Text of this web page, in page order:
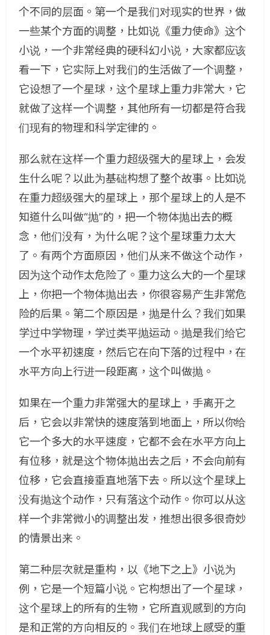
个不同的层面。第一个是我们对现实的世界，做
一些某个方面的调整，比如说《重力使命》这个
小说，一个非常经典的硬科幻小说，大家都应该
看一下，它实际上对我们的生活做了一个调整，
它设想了一个星球，这个星球上重力非常大，它
就做了这样一个调整，其他所有一切都是符合我
们现有的物理和科学定律的。
那么就在这样一个重力超级强大的星球上，会发
生什么呢？以此为基础构想了整个故事。比如说
在重力超级强大的星球上，那个星球上的人是不
知道什么叫做“抛”的，把一个物体抛出去的概
念，他们没有，为什么呢？这个星球重力太大
了。有两个方面原因，他们从来不做这个动作，
因为这个动作太危险了。重力这么大的一个星球
上，你把一个物体抛出去，你很容易产生非常危
险的后果。第二个原因是，抛是什么？我们如果
学过中学物理，学过类平抛运动。抛是我们给它
一个水平初速度，然后它在向下落的过程中，在
水平方向上行进一段距离，这个叫做抛。
如果在一个重力非常强大的星球上，手离开之
后，它会以非常快的速度落到地面上，所以你给
它一个多大的水平速度，它都不会在水平方向上
有位移，就是这个物体抛出去之后，不会向前有
位移，它会直接垂直地落下去。所以这个星球上
没有抛这个动作，只有落这个动作。你可以从这
样一个非常微小的调整出发，推想出很多很奇妙
的情景出来。
第二种层次就是重构，以《地下之上》小说为
例，它是一个短篇小说。它构想出了一个星球，
这个星球上的所有的生物，它所直观感到的方向
是和正常的方向相反的。我们在地球上感受的重